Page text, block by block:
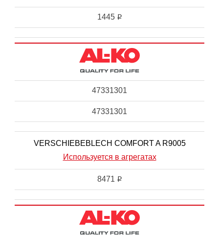
1445 i
47331301
47331301
VERSCHIEBEBLECH COMFORT A R9005
Используется в агрегатах
8471 i